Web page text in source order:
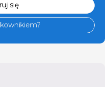
się